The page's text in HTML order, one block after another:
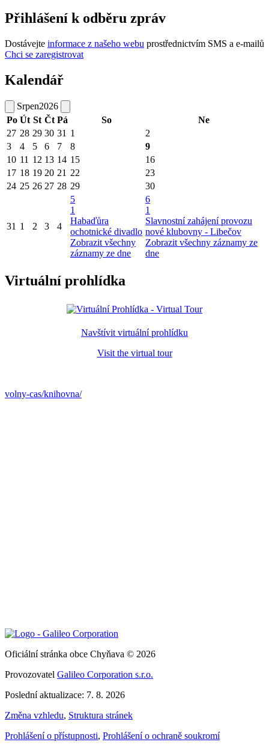
Přihlášení k odběru zpráv
Dostávejte informace z našeho webu prostřednictvím SMS a e-mailů
Chci se zaregistrovat
Kalendář
Srpen2026
Po Út St Čt Pá So
Ne
27 28 29 30 31 1
2
3
4 5 6 7 8
9
10 11 12 13 14 15
16
17 18 19 20 21 22
23
24 25 26 27 28 29 30
31 1 2 3 4
5
1
Habaďůra
ochotnické divadlo
Zobrazit všechny
záznamy ze dne
6
1
Slavnostní zahájení provozu
nové klubovny - Libečov
Zobrazit všechny záznamy ze
dne
Virtuální prohlídka
Navštívit virtuální prohlídku
Visit the virtual tour
volny-cas/knihovna/
Oficiální stránka obce Chyňava © 2026
Provozovatel Galileo Corporation s.r.o.
Poslední aktualizace: 7. 8. 2026
Změna vzhledu, Struktura stránek
Prohlášení o přístupnosti, Prohlášení o ochraně soukromí